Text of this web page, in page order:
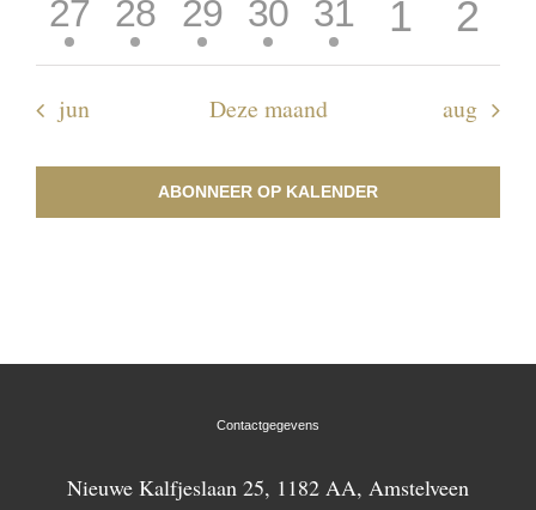
1
evenement
27
1
evenement
28
1
evenement
29
1
evenement
30
1
evenement
31
0
1
0
2
jun Deze maand aug
ABONNEER OP KALENDER
Contactgegevens
Nieuwe Kalfjeslaan 25, 1182 AA, Amstelveen